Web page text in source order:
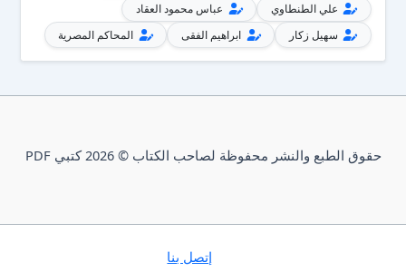
علي الطنطاوي
عباس محمود العقاد
سهيل زكار
ابراهيم الفقى المحاكم المصرية
حقوق الطبع والنشر محفوظة لصاحب الكتاب © 2026 كتبي PDF
إتصل بنا